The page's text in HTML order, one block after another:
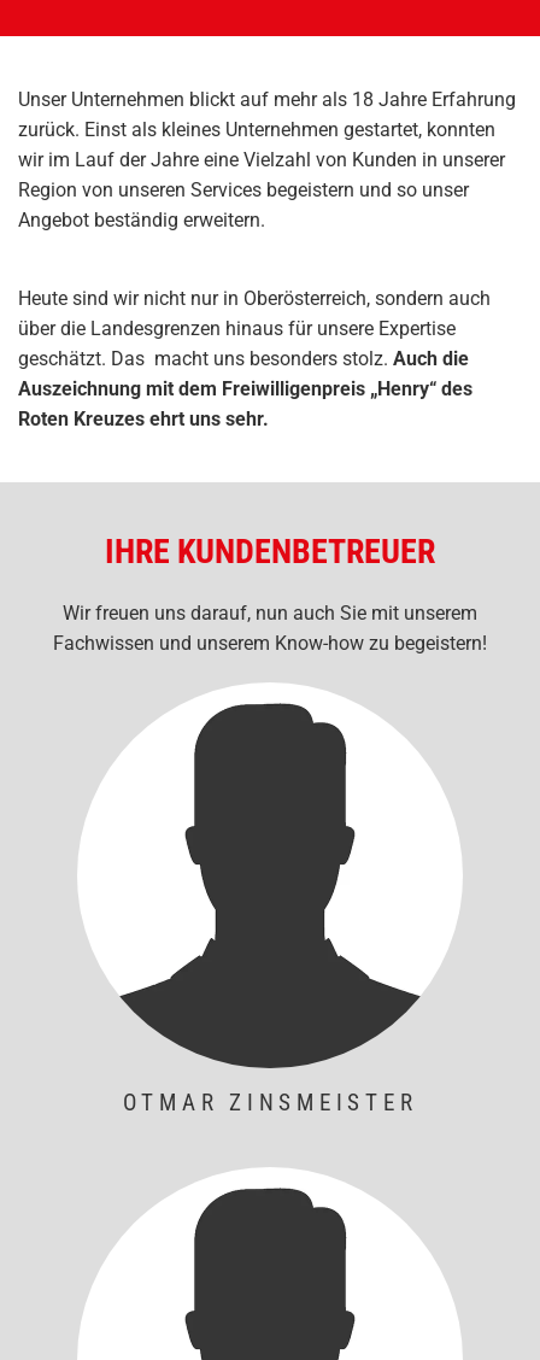
Unser Unternehmen blickt auf mehr als 18 Jahre Erfahrung
zurück. Einst als kleines Unternehmen gestartet, konnten
wir im Lauf der Jahre eine Vielzahl von Kunden in unserer
Region von unseren Services begeistern und so unser
Angebot beständig erweitern.
Heute sind wir nicht nur in Oberösterreich, sondern auch
über die Landesgrenzen hinaus für unsere Expertise
geschätzt. Das macht uns besonders stolz. Auch die
Auszeichnung mit dem Freiwilligenpreis „Henry“ des
Roten Kreuzes ehrt uns sehr.
IHRE KUNDENBETREUER
Wir freuen uns darauf, nun auch Sie mit unserem
Fachwissen und unserem Know-how zu begeistern!
OTMAR ZINSMEISTER